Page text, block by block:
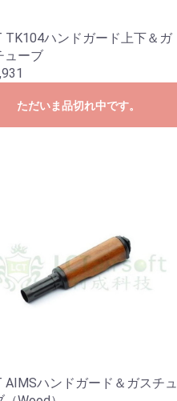
TK104ハンドガード上下＆ガ
ューブ
ただいま品切れ中です。
AIMSハンドガード＆ガスチュ